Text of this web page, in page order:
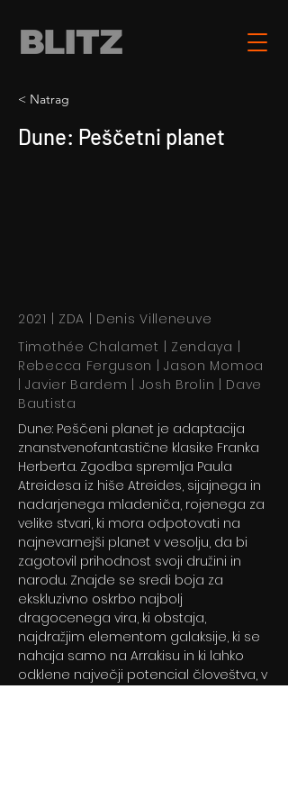
< Natrag
Dune: Peščetni planet
2021 | ZDA | Denis Villeneuve
Timothée Chalamet | Zendaya |
Rebecca Ferguson | Jason Momoa
| Javier Bardem | Josh Brolin | Dave
Bautista
Dune: Peščeni planet je adaptacija
znanstvenofantastične klasike Franka
Herberta. Zgodba spremlja Paula
Atreidesa iz hiše Atreides, sijajnega in
nadarjenega mladeniča, rojenega za
velike stvari, ki mora odpotovati na
najnevarnejši planet v vesolju, da bi
zagotovil prihodnost svoji družini in
narodu. Znajde se sredi boja za
ekskluzivno oskrbo najbolj
dragocenega vira, ki obstaja,
najdražjim elementom galaksije, ki se
nahaja samo na Arrakisu in ki lahko
odklene največji potencial človeštva, v